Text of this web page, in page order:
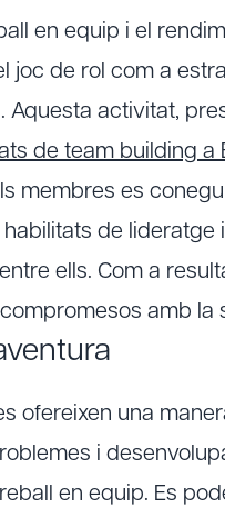
en equip i el
joc de rol com a
Aquesta activitat,
de team building a
membres es
de lideratge
ells. Com a
amb la
ofereixen una
i
en equip. Es